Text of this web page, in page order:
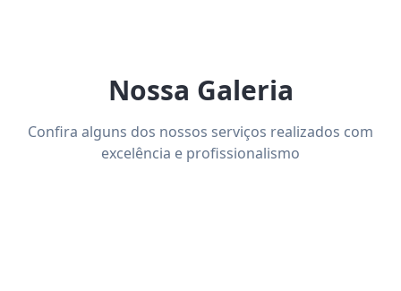
Nossa Galeria
Confira alguns dos nossos serviços realizados com
excelência e profissionalismo